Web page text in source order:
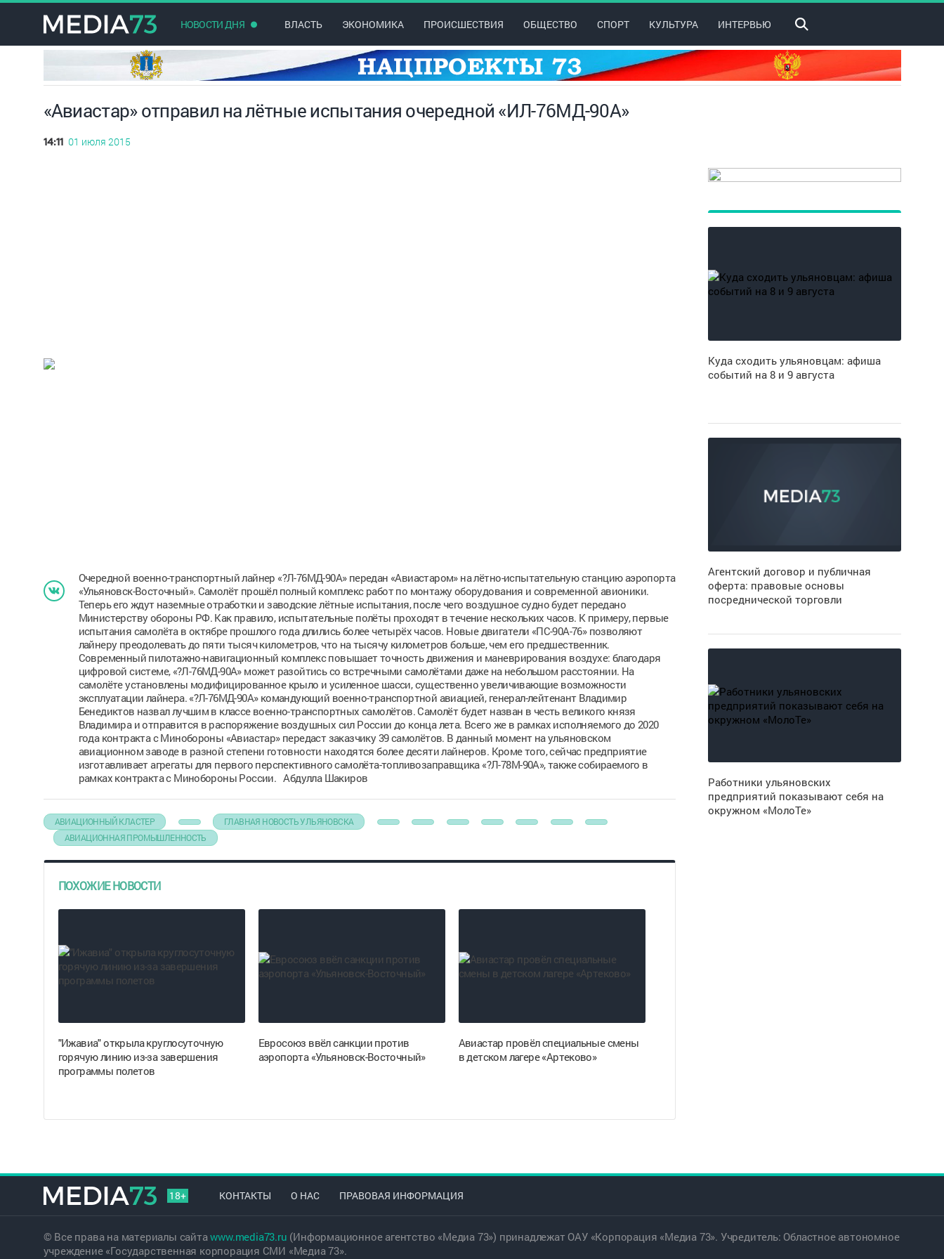
НОВОСТИ ДНЯ ВЛАСТЬ ЭКОНОМИКА ПРОИСШЕСТВИЯ ОБЩЕСТВО СПОРТ КУЛЬТУРА ИНТЕРВЬЮ
«Авиастар» отправил на лётные испытания очередной «ИЛ-76МД-90А»
14:11 01 июля 2015
Очередной военно-транспортный лайнер «?Л-76МД-90А» передан «Авиастаром» на лётно-испытательную станцию аэропорта
«Ульяновск-Восточный». Самолёт прошёл полный комплекс работ по монтажу оборудования и современной авионики.
Теперь его ждут наземные отработки и заводские лётные испытания, после чего воздушное судно будет передано
Министерству обороны РФ. Как правило, испытательные полёты проходят в течение нескольких часов. К примеру, первые
испытания самолёта в октябре прошлого года длились более четырёх часов. Новые двигатели «ПС-90А-76» позволяют
лайнеру преодолевать до пяти тысяч километров, что на тысячу километров больше, чем его предшественник.
Современный пилотажно-навигационный комплекс повышает точность движения и маневрирования воздухе: благодаря
цифровой системе, «?Л-76МД-90А» может разойтись со встречными самолётами даже на небольшом расстоянии. На
самолёте установлены модифицированное крыло и усиленное шасси, существенно увеличивающие возможности
эксплуатации лайнера. «?Л-76МД-90А» командующий военно-транспортной авиацией, генерал-лейтенант Владимир
Бенедиктов назвал лучшим в классе военно-транспортных самолётов. Самолёт будет назван в честь великого князя
Владимира и отправится в распоряжение воздушных сил России до конца лета. Всего же в рамках исполняемого до 2020
года контракта с Минобороны «Авиастар» передаст заказчику 39 самолётов. В данный момент на ульяновском
авиационном заводе в разной степени готовности находятся более десяти лайнеров. Кроме того, сейчас предприятие
изготавливает агрегаты для первого перспективного самолёта-топливозаправщика «?Л-78М-90А», также собираемого в
рамках контракта с Минобороны России. Абдулла Шакиров
АВИАЦИОННЫЙ КЛАСТЕР
ГЛАВНАЯ НОВОСТЬ УЛЬЯНОВСКА
АВИАЦИОННАЯ ПРОМЫШЛЕННОСТЬ
ПОХОЖИЕ НОВОСТИ
"Ижавиа" открыла круглосуточную
горячую линию из-за завершения
программы полетов
Евросоюз ввёл санкции против
аэропорта «Ульяновск-Восточный»
Авиастар провёл специальные смены
в детском лагере «Артеково»
Куда сходить ульяновцам: афиша
событий на 8 и 9 августа
Агентский договор и публичная
оферта: правовые основы
посреднической торговли
Работники ульяновских
предприятий показывают себя на
окружном «МолоТе»
18+ КОНТАКТЫ О НАС ПРАВОВАЯ ИНФОРМАЦИЯ
© Все права на материалы сайтаwww.media73.ru (Информационное агентство «Медиа 73») принадлежат ОАУ «Корпорация «Медиа 73». Учредитель: Областное автономное
учреждение «Государственная корпорация СМИ «Медиа 73».